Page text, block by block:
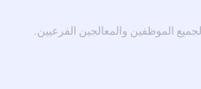
لجميع الموظفين والمعالجين الفرعيين.